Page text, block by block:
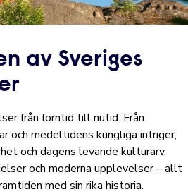
av Sveriges
från forntid till nutid. Från
och medeltidens kungliga intriger,
och dagens levande kulturarv.
och moderna upplevelser – allt
med sin rika historia.